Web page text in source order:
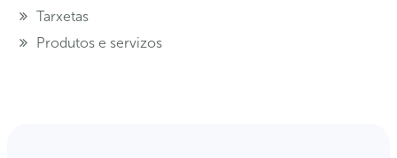
Tarxetas
Produtos e servizos